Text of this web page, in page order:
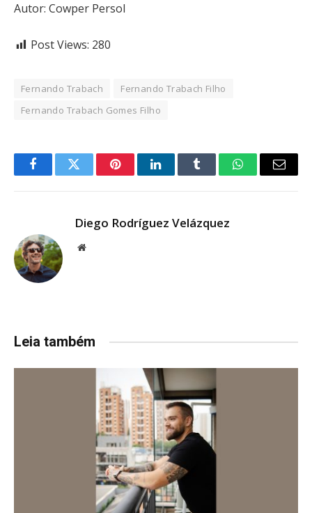
Autor: Cowper Persol
Post Views: 280
Fernando Trabach
Fernando Trabach Filho
Fernando Trabach Gomes Filho
FacebookTwitter PinterestLinkedInTumblr WhatsAppEmail
Diego Rodríguez Velázquez
Website
Leia também